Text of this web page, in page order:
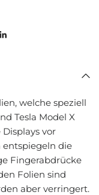
welche speziell
Tesla Model X
vor
entspiegeln die
Fingerabdrücke
Folien sind
aber verringert.